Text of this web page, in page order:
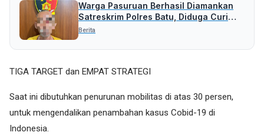
Warga Pasuruan Berhasil Diamankan
Satreskrim Polres Batu, Diduga Curi
Uang Rp 5 Juta
Berita
TIGA TARGET dan EMPAT STRATEGI
Saat ini dibutuhkan penurunan mobilitas di atas 30 persen,
untuk mengendalikan penambahan kasus Cobid-19 di
Indonesia.